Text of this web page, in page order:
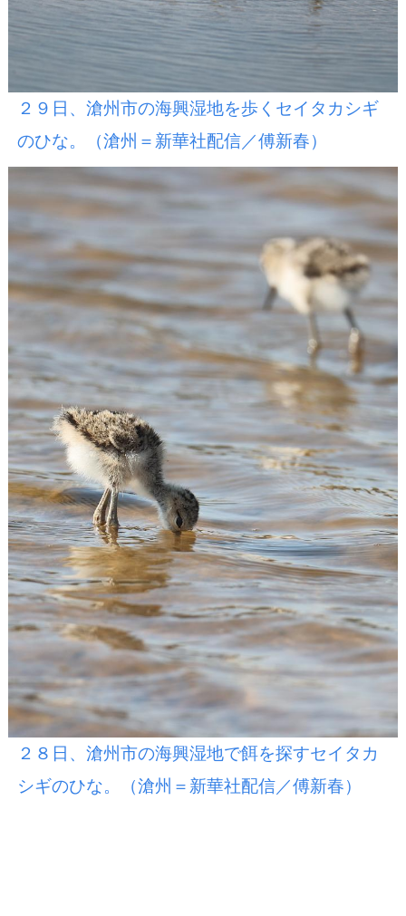
２９日、滄州市の海興湿地を歩くセイタカシギ
のひな。（滄州＝新華社配信／傅新春）
２８日、滄州市の海興湿地で餌を探すセイタカ
シギのひな。（滄州＝新華社配信／傅新春）